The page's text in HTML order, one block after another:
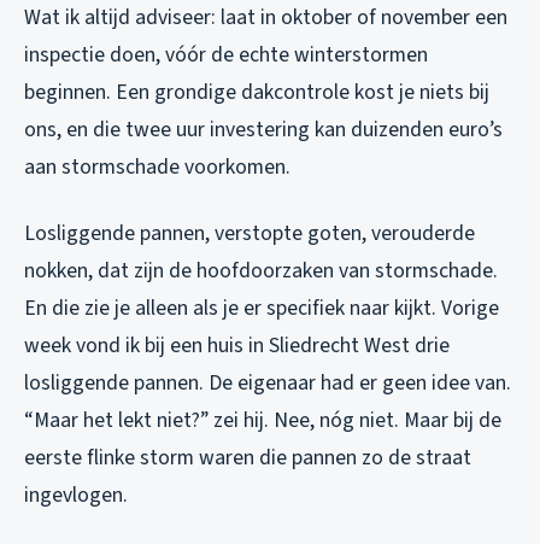
Wat ik altijd adviseer: laat in oktober of november een
inspectie doen, vóór de echte winterstormen
beginnen. Een grondige dakcontrole kost je niets bij
ons, en die twee uur investering kan duizenden euro’s
aan stormschade voorkomen.
Losliggende pannen, verstopte goten, verouderde
nokken, dat zijn de hoofdoorzaken van stormschade.
En die zie je alleen als je er specifiek naar kijkt. Vorige
week vond ik bij een huis in Sliedrecht West drie
losliggende pannen. De eigenaar had er geen idee van.
“Maar het lekt niet?” zei hij. Nee, nóg niet. Maar bij de
eerste flinke storm waren die pannen zo de straat
ingevlogen.